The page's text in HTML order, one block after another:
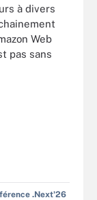
à divers
Web
pas sans
.Next'26